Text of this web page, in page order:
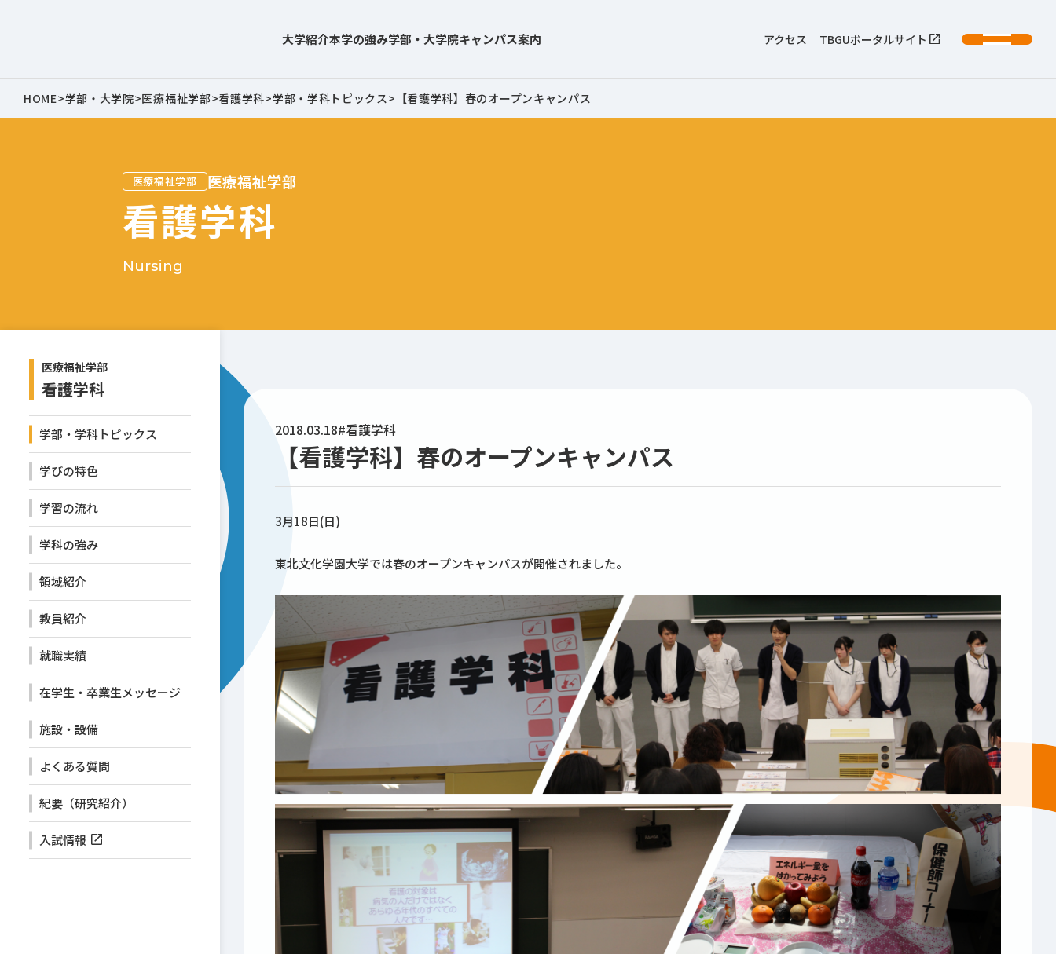
大学紹介本学の強み学部・大学院キャンパス案内 アクセス TBGUポータルサイト
HOME>学部・大学院>医療福祉学部>看護学科>学部・学科トピックス > 【看護学科】春のオープンキャンパス
医療福祉学部 医療福祉学部
看護学科
Nursing
医療福祉学部
看護学科
学部・学科トピックス
学びの特色
学習の流れ
学科の強み
領域紹介
教員紹介
就職実績
在学生・卒業生メッセージ
施設・設備
よくある質問
紀要（研究紹介）
入試情報
2018.03.18#看護学科
【看護学科】春のオープンキャンパス
3月18日(日)
東北文化学園大学では春のオープンキャンパスが開催されました。